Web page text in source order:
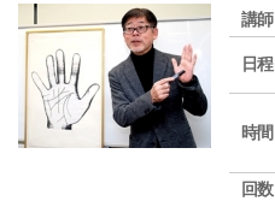
講師
日程
時間
回数